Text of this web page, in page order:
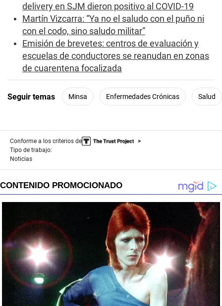
n
d
delivery en SJM dieron positivo al COVID-19
Martín Vizcarra: “Ya no el saludo con el puño ni
con el codo, sino saludo militar”
Emisión de brevetes: centros de evaluación y
escuelas de conductores se reanudan en zonas
de cuarentena focalizada
Seguir temas Minsa Enfermedades Crónicas Salud
Conforme a los criterios de
Tipo de trabajo:
Noticias